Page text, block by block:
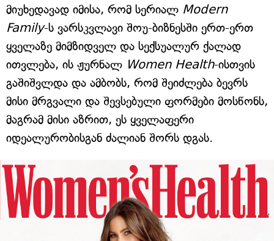
მიუხედავად იმისა, რომ სერიალ Modern
Family-ს ვარსკვლავი შოუ-ბიზნესში ერთ-ერთ
ყველაზე მიმზიდველ და სექსუალურ ქალად
ითვლება, ის ჟურნალ Women Health-ისთვის
გაშიშვლდა და ამბობს, რომ შეიძლება ბევრს
მისი მრგვალი და შევსებული ფორმები მოსწონს,
მაგრამ მისი აზრით, ეს ყველაფერი
იდეალურობისგან ძალიან შორს დგას.